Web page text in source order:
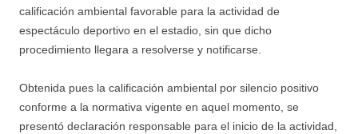
calificación ambiental favorable para la actividad de
espectáculo deportivo en el estadio, sin que dicho
procedimiento llegara a resolverse y notificarse.
Obtenida pues la calificación ambiental por silencio positivo
conforme a la normativa vigente en aquel momento, se
presentó declaración responsable para el inicio de la actividad,